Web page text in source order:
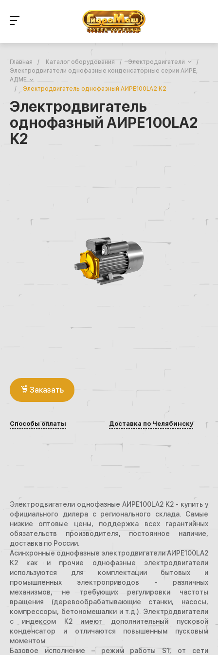
Главная / Каталог оборудования / Электродвигатели
/
Электродвигатели однофазные конденсаторные серии АИРЕ,
АДМЕ
/
Электродвигатель однофазный АИРЕ100LA2 K2
Электродвигатель
однофазный АИРЕ100LA2
K2
Заказать
Способы оплаты Доставка по Челябинску
Электродвигатели однофазные АИРЕ100LA2 K2 - купить у
официального дилера с регионального склада. Самые
низкие оптовые цены, поддержка всех гарантийных
обязательств производителя, постоянное наличие,
доставка по России.
Асинхронные однофазные электродвигатели АИРЕ100LA2
K2 как и прочие однофазные электродвигатели
используются для комплектации бытовых и
промышленных электроприводов - различных
механизмов, не требующих регулировки частоты
вращения (деревообрабатывающие станки, насосы,
компрессоры, бетономешалки и т.д.). Электродвигатели
с индексом К2 имеют дополнительный пусковой
конденсатор и отличаются повышенным пусковым
моментом.
Базовое исполнение – режим работы S1, от сети